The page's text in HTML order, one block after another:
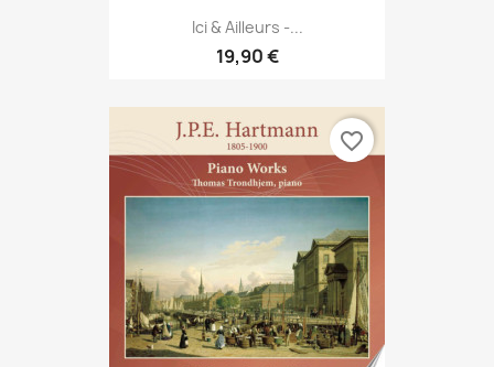
Ici & Ailleurs -...
19,90 €
favorite_border